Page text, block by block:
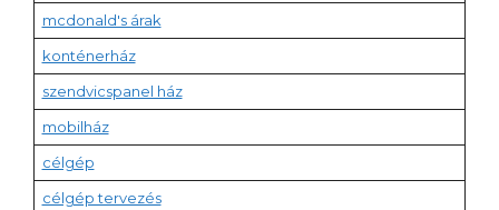
mcdonald's árak
konténerház
szendvicspanel ház
mobilház
célgép
célgép tervezés